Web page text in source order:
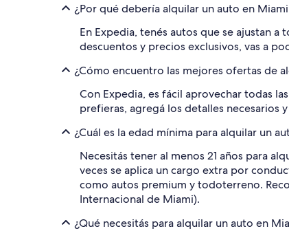
¿Por qué debería alquilar un auto en
En Expedia, tenés autos que se ajustan a
descuentos y precios exclusivos, vas a
¿Cómo encuentro las mejores ofertas de
Con Expedia, es fácil aprovechar todas
prefieras, agregá los detalles necesarios
¿Cuál es la edad mínima para alquilar un
Necesitás tener al menos 21 años para
veces se aplica un cargo extra por
como autos premium y todoterreno.
Internacional de Miami).
¿Qué necesitás para alquilar un auto en